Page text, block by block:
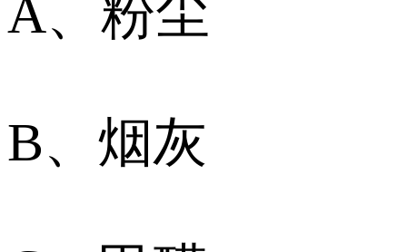
A、粉尘
B、烟灰